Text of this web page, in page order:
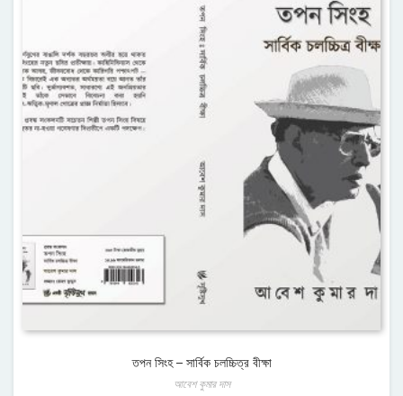
তপন সিংহ – সার্বিক চলচ্চিত্র বীক্ষা
আবেশ কুমার দাস